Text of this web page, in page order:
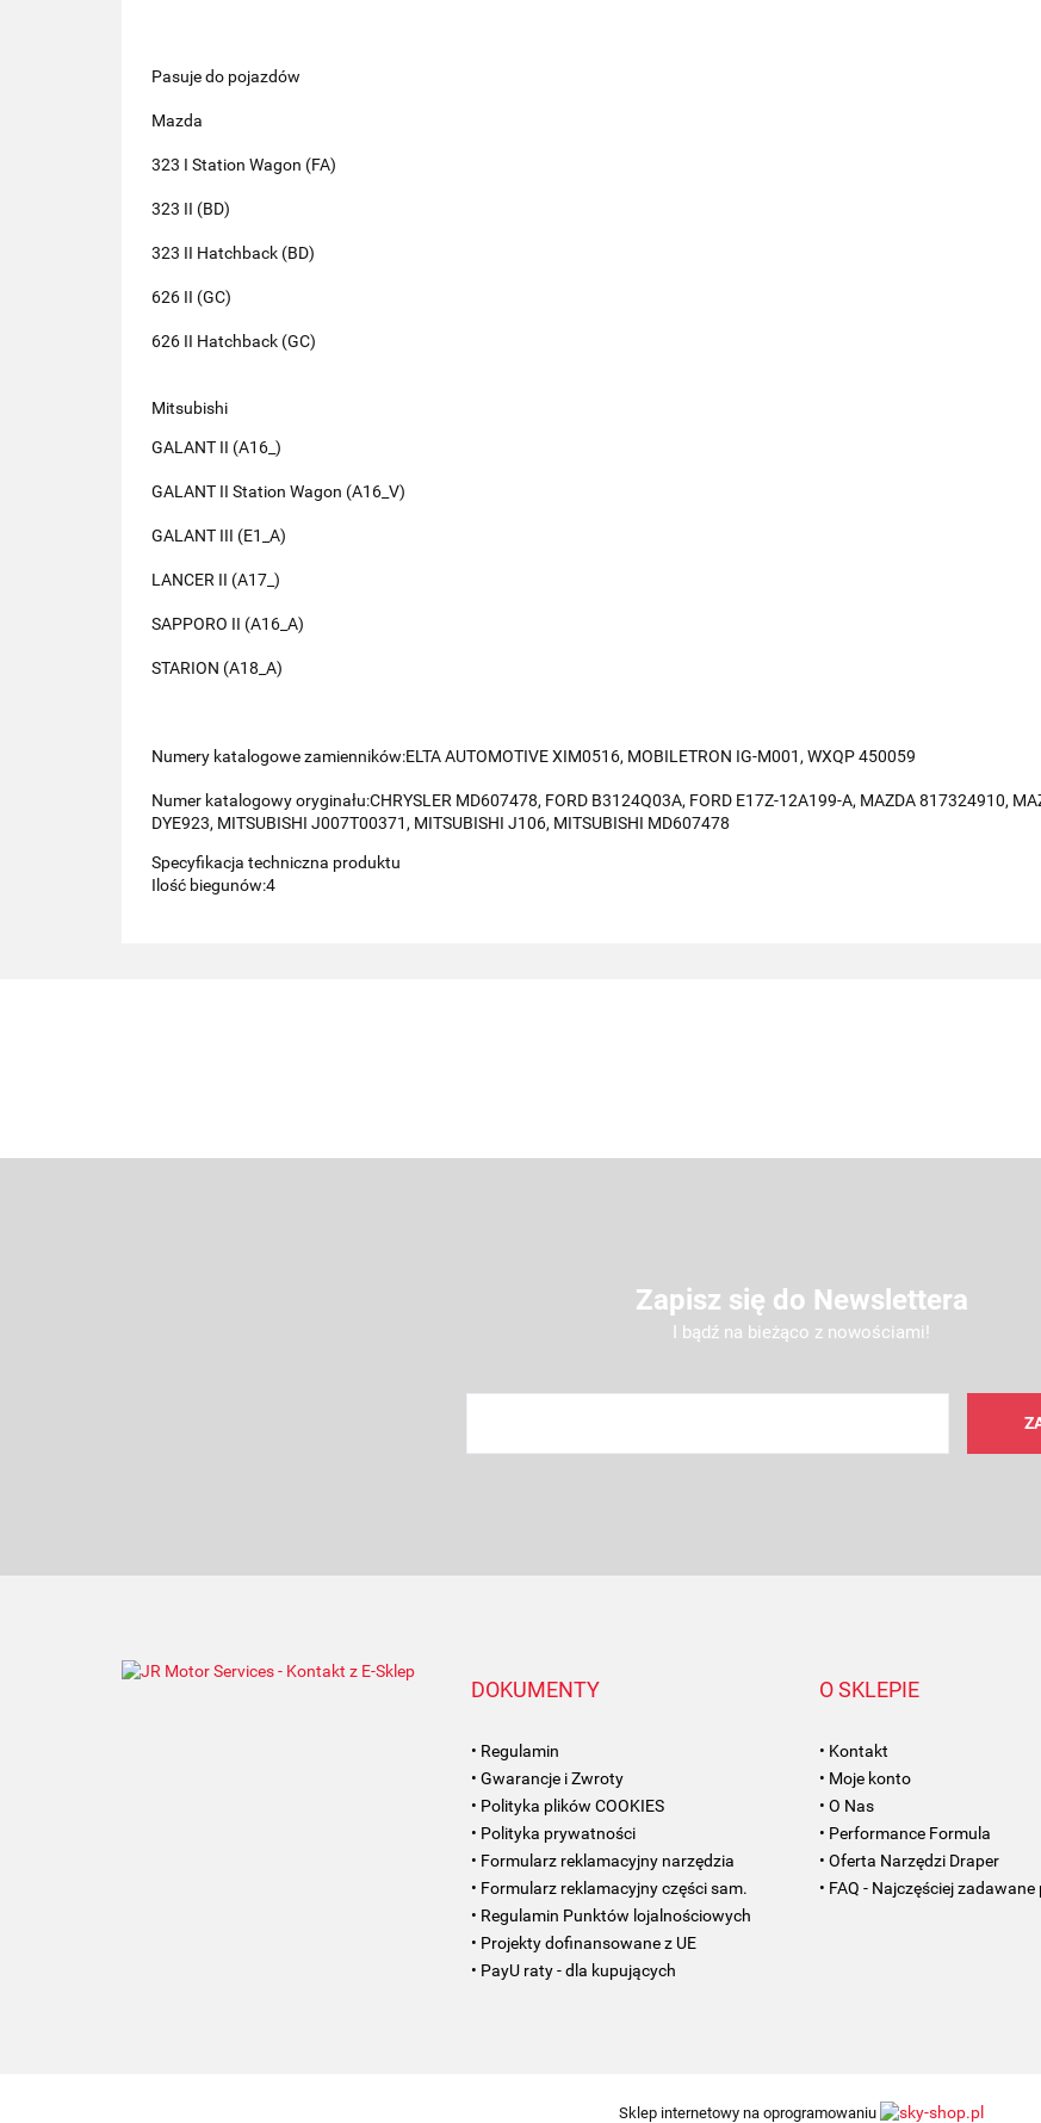
Pasuje do pojazdów
Mazda
323 I Station Wagon (FA)
323 II (BD)
323 II Hatchback (BD)
626 II (GC)
626 II Hatchback (GC)
Mitsubishi
GALANT II (A16_)
GALANT II Station Wagon (A16_V)
GALANT III (E1_A)
LANCER II (A17_)
SAPPORO II (A16_A)
STARION (A18_A)
Numery katalogowe zamienników:ELTA AUTOMOTIVE XIM0516, MOBILETRON IG-M001, WXQP 450059
Numer katalogowy oryginału:CHRYSLER MD607478, FORD B3124Q03A, FORD E17Z-12A199-A, MAZDA 817324910,
DYE923, MITSUBISHI J007T00371, MITSUBISHI J106, MITSUBISHI MD607478
Specyfikacja techniczna produktu
Ilość biegunów:4
ANAM
Zapisz się do Newslettera
I bądź na bieżąco z nowościami!
DOKUMENTY
• Regulamin
• Gwarancje i Zwroty
• Polityka plików COOKIES
• Polityka prywatności
• Formularz reklamacyjny narzędzia
• Formularz reklamacyjny części sam.
• Regulamin Punktów lojalnościowych
• Projekty dofinansowane z UE
• PayU raty - dla kupujących
O SKLEPIE
• Kontakt
• Moje konto
• O Nas
• Performance Formula
• Oferta Narzędzi Draper
• FAQ - Najczęściej
Sklep internetowy na oprogramowaniu